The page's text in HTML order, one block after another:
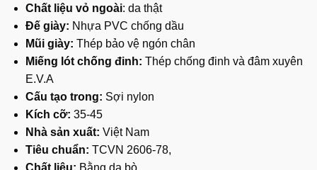
Chất liệu vỏ ngoài: da thật
Đế giày: Nhựa PVC chống dầu
Mũi giày: Thép bảo vệ ngón chân
Miếng lót chống đinh: Thép chống đinh và đâm xuyên
E.V.A
Cấu tạo trong: Sợi nylon
Kích cỡ: 35-45
Nhà sản xuất: Việt Nam
Tiêu chuẩn: TCVN 2606-78,
Chất liệu: Bằng da bò